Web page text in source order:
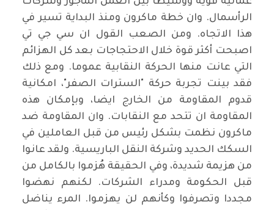
الرأسمال. وان خطة ماكرون ومنذ البداية تسير في
هذا الاتجاه. ومن الصعب القول ان سي جي تي
اصبحت أكثر قوة خلال الاحتجاجات بعد كل الهزائم
التي عانت منها الحركة النقابية عموما. ومع ذلك
فقد بينت تجربة حركة "السترات الصفر"، امكانية
قدوم المقاومة من الخارج ايضا، وبإمكان هذه
المقاومة ان تتحد مع النقابات. وان المقاومة ضد
ماكرون نظمت بشكل رئيس من قبل العاملين في
السكك الحديد وشركة النقل الباريسية. ولقد عانوا
من هزيمة شديدة، وفي الحقيقة هُزموا بالكامل من
قبل الحكومة ومدراء الشركات. لكنهم نهضوا
مجددا وتصرفوا وكأنهم لن يهزموا. المرء يناضل